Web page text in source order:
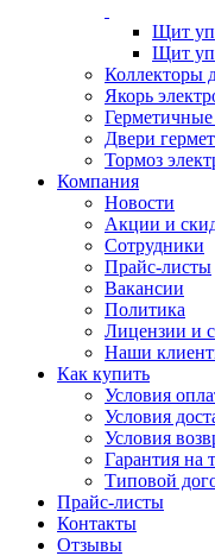
Щит
Щит
Коллекторы
Якорь
Двери
Тормоз
Компания
Новости
Акции и
Сотрудники
Прайс-листы
Вакансии
Политика
Лицензии и
Наши
Как купить
Условия
Условия
Условия
Гарантия на
Типовой
Прайс-листы
Контакты
Отзывы